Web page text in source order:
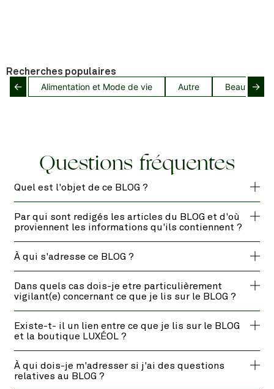
Recherches populaires
← Alimentation et Mode de vie Autre Beauté→
Questions fréquentes
Quel est l'objet de ce BLOG ?
Par qui sont redigés les articles du BLOG et d'où
proviennent les informations qu'ils contiennent ?
À qui s'adresse ce BLOG ?
Dans quels cas dois-je etre particulièrement
vigilant(e) concernant ce que je lis sur le BLOG ?
Existe-t- il un lien entre ce que je lis sur le BLOG
et la boutique LUXÉOL ?
À qui dois-je m'adresser si j'ai des questions
relatives au BLOG ?